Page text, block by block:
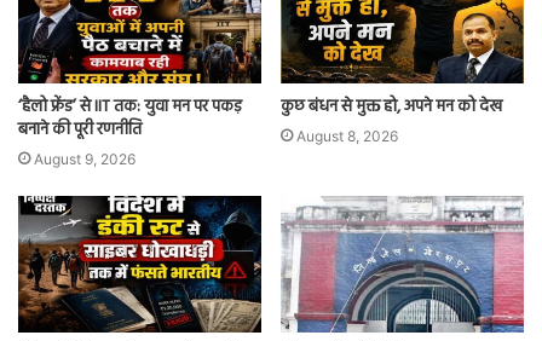
‘हैलो फ्रेंड’ से IIT तक: युवा मन पर पकड़
बनाने की पूरी रणनीति
August 9, 2026
कुछ बंधन से मुक्त हो, अपने मन को देख
August 8, 2026